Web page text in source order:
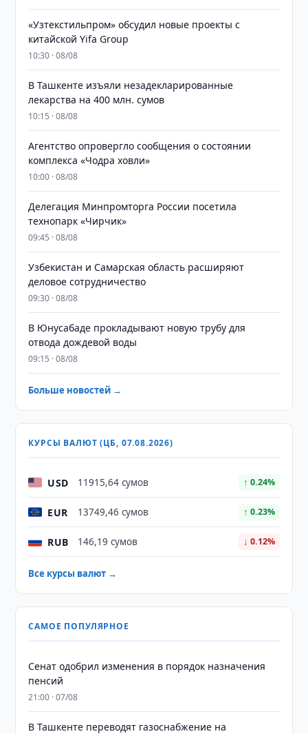
«Узтекстильпром» обсудил новые проекты с
китайской Yifa Group
10:30 · 08/08
​​​​​​​В Ташкенте изъяли незадекларированные
лекарства на 400 млн. сумов
10:15 · 08/08
Агентство опровергло сообщения о состоянии
комплекса «Чодра ховли»
10:00 · 08/08
Делегация Минпромторга России посетила
технопарк «Чирчик»
09:45 · 08/08
Узбекистан и Самарская область расширяют
деловое сотрудничество
09:30 · 08/08
В Юнусабаде прокладывают новую трубу для
отвода дождевой воды
09:15 · 08/08
Больше новостей →
КУРСЫ ВАЛЮТ (ЦБ, 07.08.2026)
USD 11915,64 сумов ↑ 0.24%
EUR 13749,46 сумов ↑ 0.23%
RUB 146,19 сумов ↓ 0.12%
Все курсы валют →
САМОЕ ПОПУЛЯРНОЕ
Сенат одобрил изменения в порядок назначения
пенсий
21:00 · 07/08
В Ташкенте переводят газоснабжение на